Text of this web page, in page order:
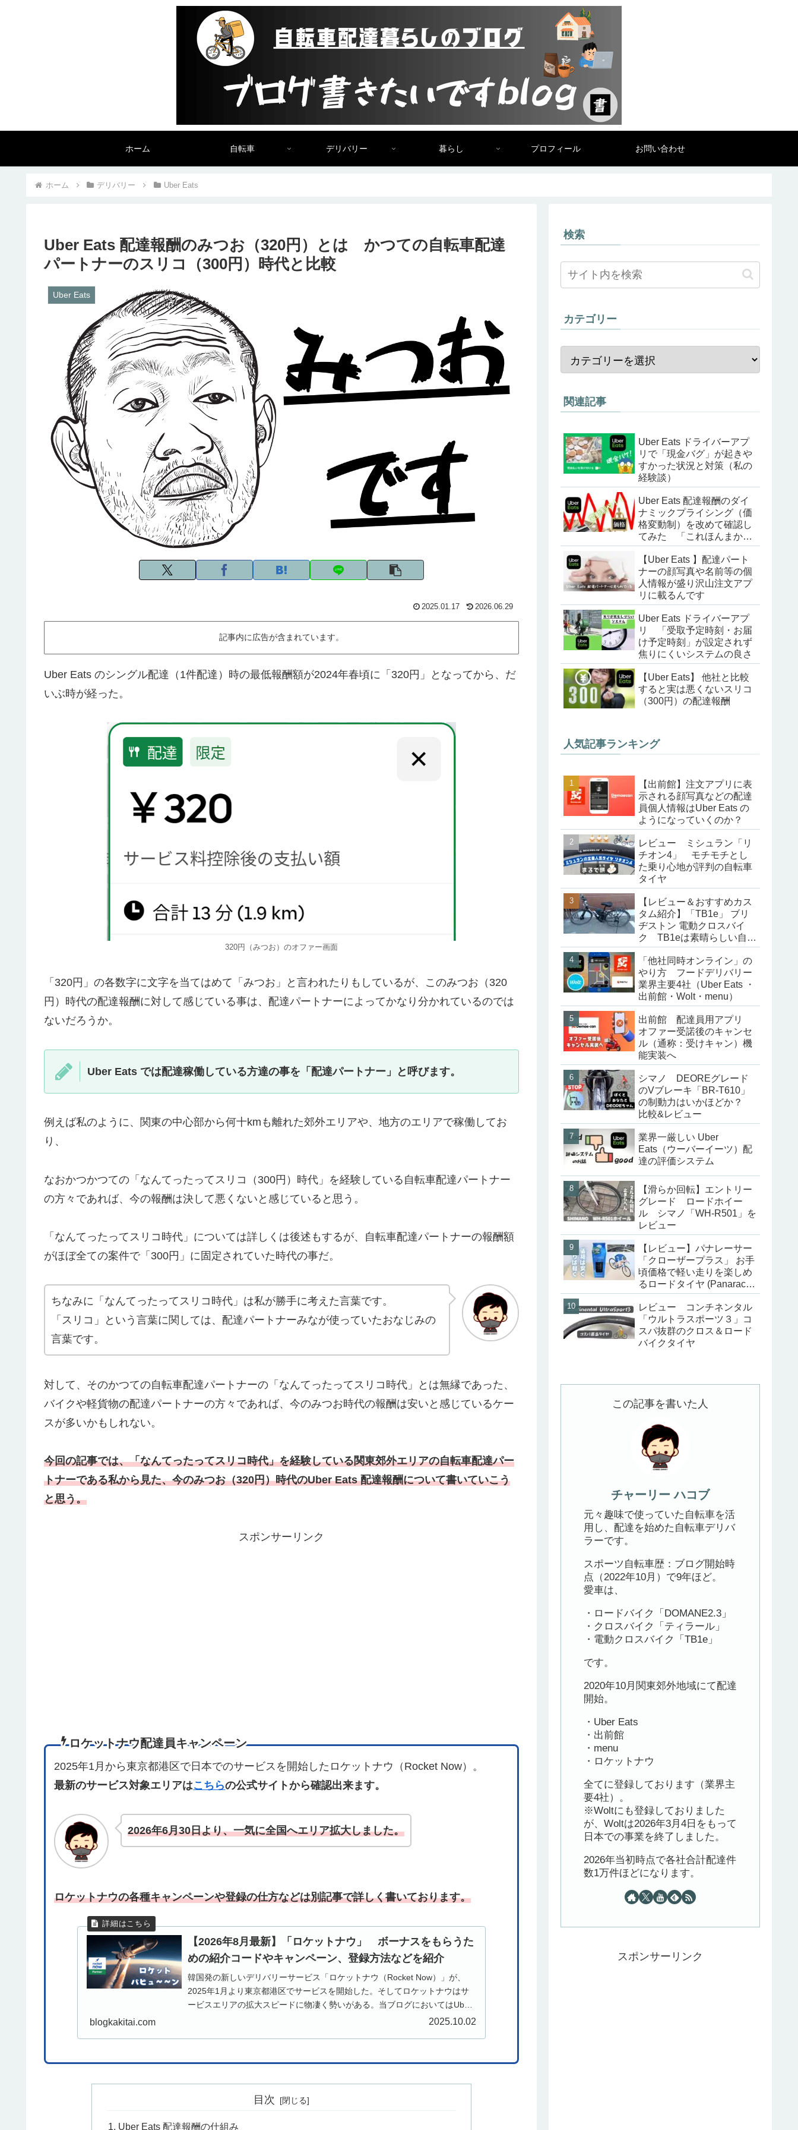
ホーム 自転車 デリバリー 暮らし プロフィール お問い合わせ
ホーム デリバリー Uber Eats
Uber Eats 配達報酬のみつお（320円）とは かつての自転車配達
パートナーのスリコ（300円）時代と比較
Uber Eats
2025.01.17 2026.06.29
記事内に広告が含まれています。
Uber Eats のシングル配達（1件配達）時の最低報酬額が2024年春頃に「320円」となってから、だ
いぶ時が経った。
320円（みつお）のオファー画面
「320円」の各数字に文字を当てはめて「みつお」と言われたりもしているが、このみつお（320
円）時代の配達報酬に対して感じている事は、配達パートナーによってかなり分かれているのでは
ないだろうか。
Uber Eats では配達稼働している方達の事を「配達パートナー」と呼びます。
例えば私のように、関東の中心部から何十kmも離れた郊外エリアや、地方のエリアで稼働してお
り、
なおかつかつての「なんてったってスリコ（300円）時代」を経験している自転車配達パートナー
の方々であれば、今の報酬は決して悪くないと感じていると思う。
「なんてったってスリコ時代」については詳しくは後述もするが、自転車配達パートナーの報酬額
がほぼ全ての案件で「300円」に固定されていた時代の事だ。
ちなみに「なんてったってスリコ時代」は私が勝手に考えた言葉です。
「スリコ」という言葉に関しては、配達パートナーみなが使っていたおなじみの
言葉です。
対して、そのかつての自転車配達パートナーの「なんてったってスリコ時代」とは無縁であった、
バイクや軽貨物の配達パートナーの方々であれば、今のみつお時代の報酬は安いと感じているケー
スが多いかもしれない。
今回の記事では、「なんてったってスリコ時代」を経験している関東郊外エリアの自転車配達パー
トナーである私から見た、今のみつお（320円）時代のUber Eats 配達報酬について書いていこう
と思う。
スポンサーリンク
ロケットナウ配達員キャンペーン
2025年1月から東京都港区で日本でのサービスを開始したロケットナウ（Rocket Now）。
最新のサービス対象エリアはこちらの公式サイトから確認出来ます。
2026年6月30日より、一気に全国へエリア拡大しました。
ロケットナウの各種キャンペーンや登録の仕方などは別記事で詳しく書いております。
【2026年8月最新】「ロケットナウ」 ボーナスをもらうた
めの紹介コードやキャンペーン、登録方法などを紹介
韓国発の新しいデリバリーサービス「ロケットナウ（Rocket Now）」が、
2025年1月より東京都港区でサービスを開始した。そしてロケットナウはサ
ービスエリアの拡大スピードに物凄く勢いがある。当ブログにおいてはUber
blogkakitai.com 2025.10.02
目次
Uber Eats 配達報酬の仕組み
検索
カテゴリー
関連記事
Uber Eats ドライバーアプ
リで「現金バグ」が起きや
すかった状況と対策（私の
経験談）
Uber Eats 配達報酬のダイ
ナミックプライシング（価
格変動制）を改めて確認し
てみた 「これほんまかい
な」
【Uber Eats 】配達パート
ナーの顔写真や名前等の個
人情報が盛り沢山注文アプ
リに載るんです
Uber Eats ドライバーアプ
リ 「受取予定時刻・お届
け予定時刻」が設定されず
焦りにくいシステムの良さ
【Uber Eats】 他社と比較
すると実は悪くないスリコ
（300円）の配達報酬
人気記事ランキング
【出前館】注文アプリに表
示される顔写真などの配達
員個人情報はUber Eats の
ようになっていくのか？
レビュー ミシュラン「リ
チオン4」 モチモチとし
た乗り心地が評判の自転車
タイヤ
【レビュー＆おすすめカス
タム紹介】「TB1e」 ブリ
ヂストン 電動クロスバイ
ク TB1eは素晴らしい自転
車だった
「他社同時オンライン」の
やり方 フードデリバリー
業界主要4社（Uber Eats ・
出前館・Wolt・menu）
出前館 配達員用アプリ
オファー受諾後のキャンセ
ル（通称：受けキャン）機
能実装へ
シマノ DEOREグレード
のVブレーキ「BR-T610」
の制動力はいかほどか？
比較&レビュー
業界一厳しい Uber
Eats（ウーバーイーツ）配
達の評価システム
【滑らか回転】エントリー
グレード ロードホイー
ル シマノ「WH-R501」を
レビュー
【レビュー】パナレーサー
「クローザープラス」 お手
頃価格で軽い走りを楽しめ
るロードタイヤ (Panaracer
CLOSER PLUS)
レビュー コンチネンタル
「ウルトラスポーツ３」コ
スパ抜群のクロス＆ロード
バイクタイヤ
この記事を書いた人
チャーリー ハコブ
元々趣味で使っていた自転車を活
用し、配達を始めた自転車デリバ
ラーです。
スポーツ自転車歴：ブログ開始時
点（2022年10月）で9年ほど。
愛車は、
・ロードバイク「DOMANE2.3」
・クロスバイク「ティラール」
・電動クロスバイク「TB1e」
です。
2020年10月関東郊外地域にて配達
開始。
・Uber Eats
・出前館
・menu
・ロケットナウ
全てに登録しております（業界主
要4社）。
※Woltにも登録しておりました
が、Woltは2026年3月4日をもって
日本での事業を終了しました。
2026年当初時点で各社合計配達件
数1万件ほどになります。
スポンサーリンク